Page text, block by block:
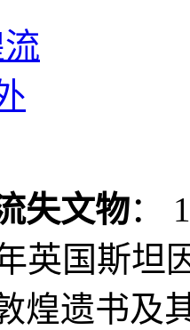
失文物：
英国斯坦
煌遗书及